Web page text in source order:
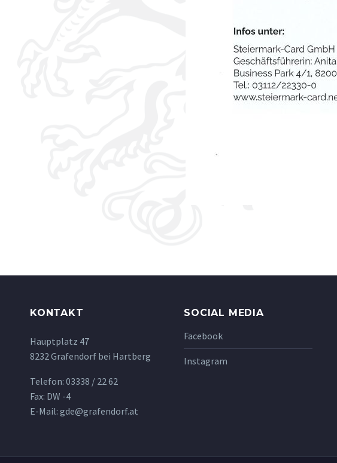
KONTAKT
Hauptplatz 47
8232 Grafendorf bei Hartberg
Telefon: 03338 / 22 62
Fax: DW -4
E-Mail: gde@grafendorf.at
SOCIAL MEDIA
Facebook
Instagram